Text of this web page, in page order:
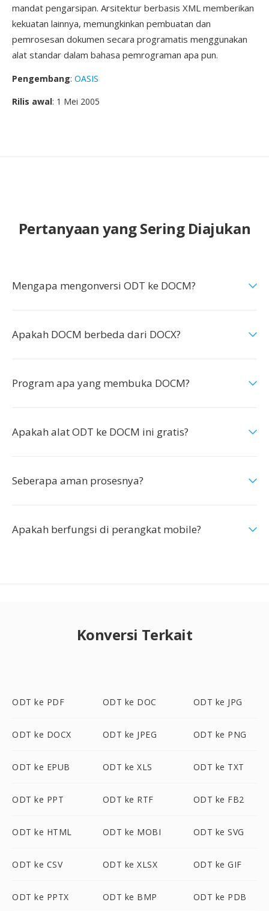
mandat pengarsipan. Arsitektur berbasis XML memberikan
kekuatan lainnya, memungkinkan pembuatan dan
pemrosesan dokumen secara programatis menggunakan
alat standar dalam bahasa pemrograman apa pun.
Pengembang: OASIS
Rilis awal: 1 Mei 2005
Pertanyaan yang Sering Diajukan
Mengapa mengonversi ODT ke DOCM?
Apakah DOCM berbeda dari DOCX?
Program apa yang membuka DOCM?
Apakah alat ODT ke DOCM ini gratis?
Seberapa aman prosesnya?
Apakah berfungsi di perangkat mobile?
Konversi Terkait
ODT ke PDF ODT ke DOC ODT ke JPG
ODT ke DOCX ODT ke JPEG ODT ke PNG
ODT ke EPUB ODT ke XLS ODT ke TXT
ODT ke PPT ODT ke RTF ODT ke FB2
ODT ke HTML ODT ke MOBI ODT ke SVG
ODT ke CSV ODT ke XLSX ODT ke GIF
ODT ke PPTX ODT ke BMP ODT ke PDB